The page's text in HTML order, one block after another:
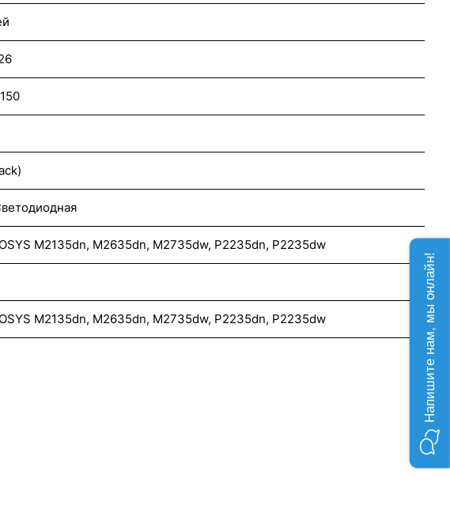
M2135dn, M2635dn, M2735dw, P2235dn, P2235dw
M2135dn, M2635dn, M2735dw, P2235dn, P2235dw Напишите нам, мы онлайн!